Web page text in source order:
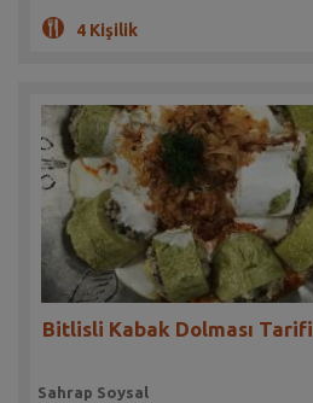
4 Kişilik
Bitlisli Kabak Dolması Tarifi
Sahrap Soysal